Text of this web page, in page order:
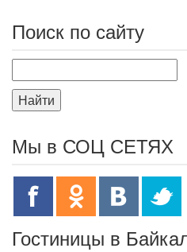
Поиск по сайту
Найти
Мы в СОЦ СЕТЯХ
Гостиницы в